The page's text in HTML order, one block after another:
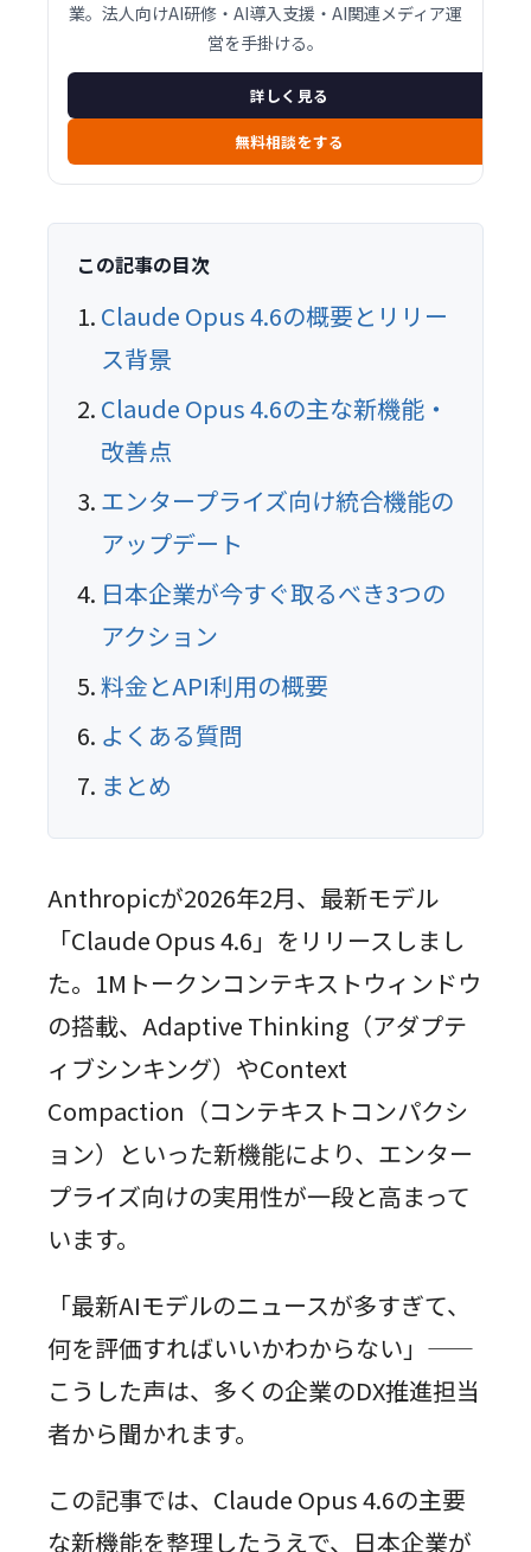
業。法人向けAI研修・AI導入支援・AI関連メディア運
営を手掛ける。
詳しく見る
無料相談をする
この記事の目次
Claude Opus 4.6の概要とリリー
ス背景
Claude Opus 4.6の主な新機能・
改善点
エンタープライズ向け統合機能の
アップデート
日本企業が今すぐ取るべき3つの
アクション
料金とAPI利用の概要
よくある質問
まとめ
Anthropicが2026年2月、最新モデル
「Claude Opus 4.6」をリリースしまし
た。1Mトークンコンテキストウィンドウ
の搭載、Adaptive Thinking（アダプテ
ィブシンキング）やContext
Compaction（コンテキストコンパクシ
ョン）といった新機能により、エンター
プライズ向けの実用性が一段と高まって
います。
「最新AIモデルのニュースが多すぎて、
何を評価すればいいかわからない」——
こうした声は、多くの企業のDX推進担当
者から聞かれます。
この記事では、Claude Opus 4.6の主要
な新機能を整理したうえで、日本企業が